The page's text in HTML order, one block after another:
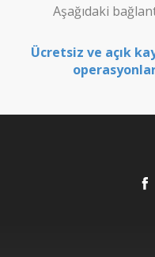
Aşağıdaki
Ücretsiz ve açık